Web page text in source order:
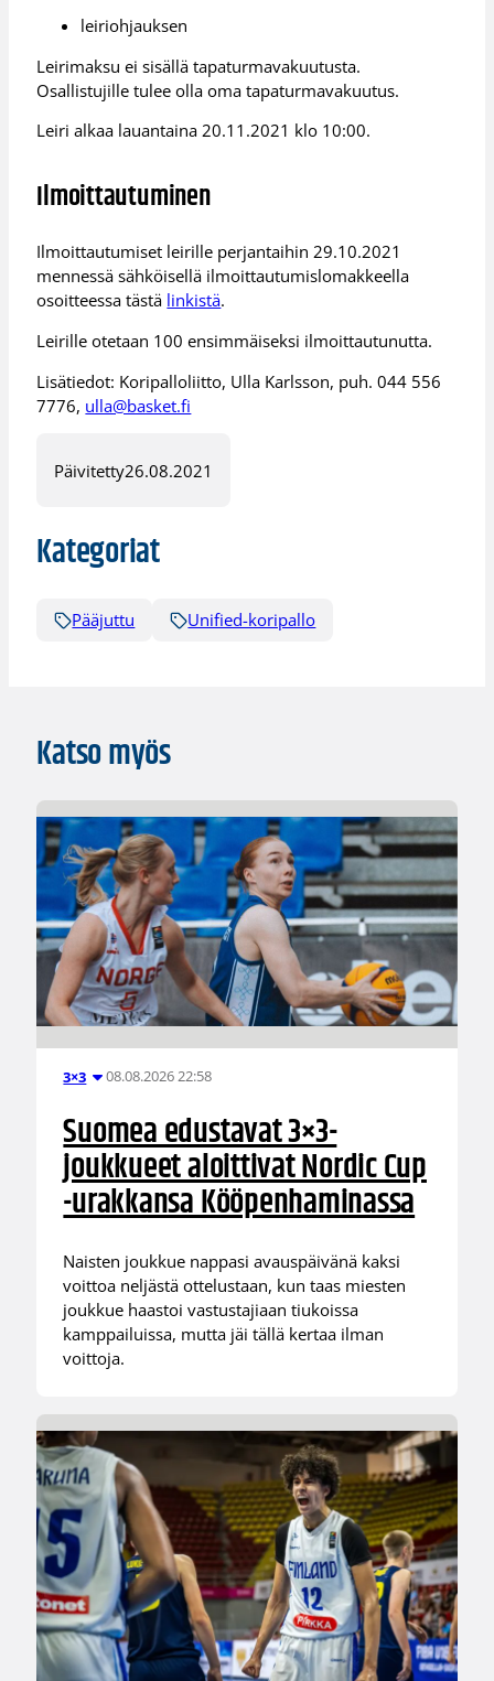
leiriohjauksen
Leirimaksu ei sisällä tapaturmavakuutusta.
Osallistujille tulee olla oma tapaturmavakuutus.
Leiri alkaa lauantaina 20.11.2021 klo 10:00.
Ilmoittautuminen
Ilmoittautumiset leirille perjantaihin 29.10.2021
mennessä sähköisellä ilmoittautumislomakkeella
osoitteessa tästä linkistä.
Leirille otetaan 100 ensimmäiseksi ilmoittautunutta.
Lisätiedot: Koripalloliitto, Ulla Karlsson, puh. 044 556
7776, ulla@basket.fi
Päivitetty26.08.2021
Kategoriat
Pääjuttu Unified-koripallo
Katso myös
3×3 08.08.2026 22:58
Suomea edustavat 3×3-
joukkueet aloittivat Nordic Cup
-urakkansa Kööpenhaminassa
Naisten joukkue nappasi avauspäivänä kaksi
voittoa neljästä ottelustaan, kun taas miesten
joukkue haastoi vastustajiaan tiukoissa
kamppailuissa, mutta jäi tällä kertaa ilman
voittoja.